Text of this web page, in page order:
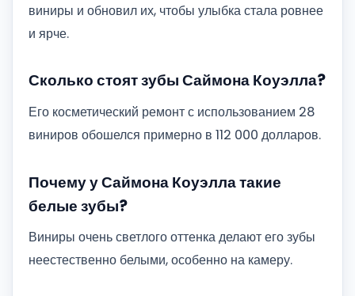
виниры и обновил их, чтобы улыбка стала ровнее
и ярче.
Сколько стоят зубы Саймона Коуэлла?
Его косметический ремонт с использованием 28
виниров обошелся примерно в 112 000 долларов.
Почему у Саймона Коуэлла такие
белые зубы?
Виниры очень светлого оттенка делают его зубы
неестественно белыми, особенно на камеру.